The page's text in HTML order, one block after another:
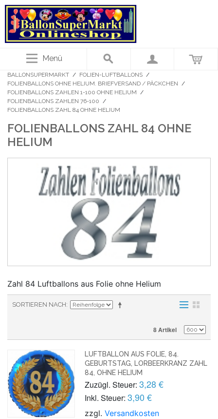
Menü
BALLONSUPERMARKT / FOLIEN-LUFTBALLONS /
FOLIENBALLONS OHNE HELIUM. BRIEFVERSAND / PÄCKCHEN /
FOLIENBALLONS ZAHLEN 1-100 OHNE HELIUM /
FOLIENBALLONS ZAHLEN 76-100 /
FOLIENBALLONS ZAHL 84 OHNE HELIUM
FOLIENBALLONS ZAHL 84 OHNE
HELIUM
Zahl 84 Luftballons aus Folie ohne Helium
SORTIEREN NACH
8 Artikel
LUFTBALLON AUS FOLIE, 84.
GEBURTSTAG, LORBEERKRANZ ZAHL
84, OHNE HELIUM
Zuzügl. Steuer: 3,28 €
Inkl. Steuer: 3,90 €
zzgl.Versandkosten